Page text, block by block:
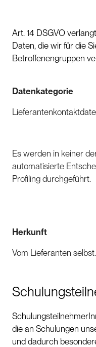
Art. 14 DSGVO
Daten, die wir für die
Betroffenengruppen
Datenkategorie
Es werden in keiner
automatisierte
Profiling durchgeführt.
Herkunft
Vom Lieferanten selbst.
die an Schulungen
und dadurch